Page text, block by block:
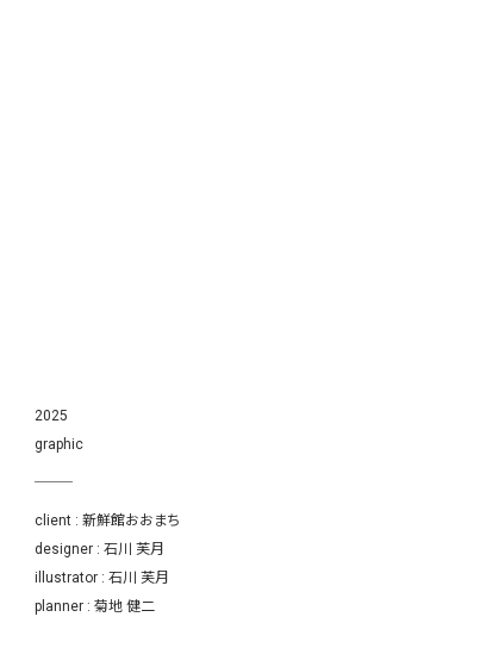
2025
graphic
client : 新鮮館おおまち
designer : 石川 芙月
illustrator : 石川 芙月
planner : 菊地 健二